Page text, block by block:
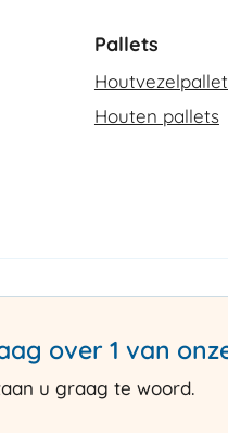
Pallets
Houten pallets
over 1 van
u graag te woord.